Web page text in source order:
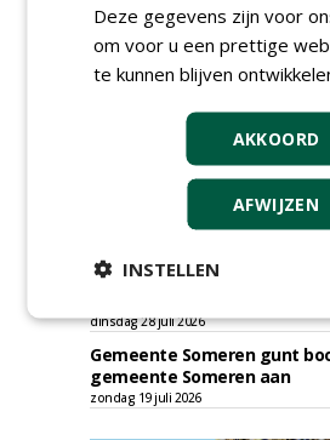
Provincie Drenthe gunt
onderhoud bomen en
provincie Drenthe aan Den
zondag 2 augustus 2026
Gemeente Woerden gunt
boomvervangingsopgave
vrijdag 31 juli 2026
SED Organisatie gunt inboet
Peter Mul Boomverzorging,
dinsdag 28 juli 2026
Gemeente Someren gunt
gemeente Someren aan
zondag 19 juli 2026
Deze gegevens zijn voor
om voor u een prettige
te kunnen blijven
AKKOORD
AFWIJZEN
INSTELLEN